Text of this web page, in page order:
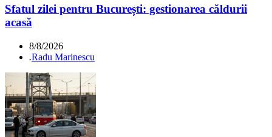
Sfatul zilei pentru București: gestionarea căldurii
acasă
8/8/2026
.Radu Marinescu